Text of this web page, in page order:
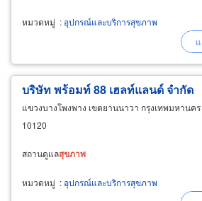
หมวดหมู่ : อุปกรณ์และบริการสุขภาพ
บริษัท พร้อมท์ 88 เฮลท์แลนด์ จำกัด
แขวงบางโพงพาง เขตยานนาวา กรุงเทพมหานคร
10120
สถานดูแลสุขภาพ
หมวดหมู่ : อุปกรณ์และบริการสุขภาพ